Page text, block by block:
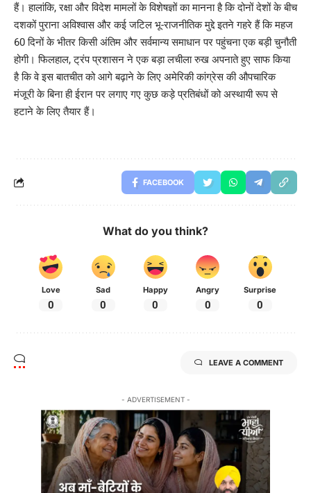
हैं। हालांकि, रक्षा और विदेश मामलों के विशेषज्ञों का मानना है कि दोनों देशों के बीच
दशकों पुराना अविश्वास और कई जटिल भू-राजनीतिक मुद्दे इतने गहरे हैं कि महज
60 दिनों के भीतर किसी अंतिम और सर्वमान्य समाधान पर पहुंचना एक बड़ी चुनौती
होगी। फिलहाल, ट्रंप प्रशासन ने एक बड़ा लचीला रुख अपनाते हुए साफ किया
है कि वे इस बातचीत को आगे बढ़ाने के लिए अमेरिकी कांग्रेस की औपचारिक
मंजूरी के बिना ही ईरान पर लगाए गए कुछ कड़े प्रतिबंधों को अस्थायी रूप से
हटाने के लिए तैयार हैं।
FACEBOOK
What do you think?
Love
0
Sad
0
Happy
0
Angry
0
Surprise
0
LEAVE A COMMENT
- ADVERTISEMENT -